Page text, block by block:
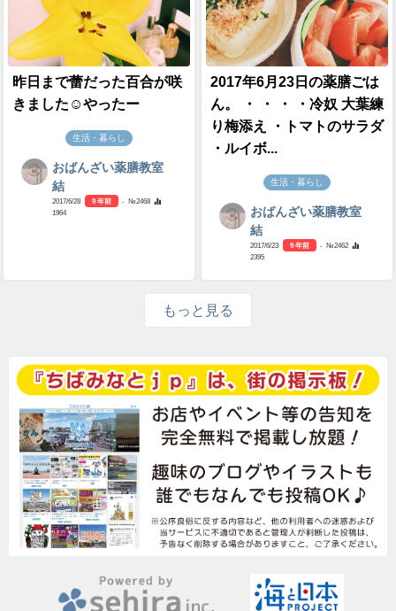
昨日まで蕾だった百合が咲
きました☺️やったー
生活・暮らし
おばんざい薬膳教室
結
2017/6/28 9 年前
- №2468
1964
2017年6月23日の薬膳ごは
ん。 ・ ・ ・ ・冷奴 大葉練
り梅添え ・トマトのサラダ
・ルイボ...
生活・暮らし
おばんざい薬膳教室
結
2017/6/23 9 年前
- №2462
2395
もっと見る